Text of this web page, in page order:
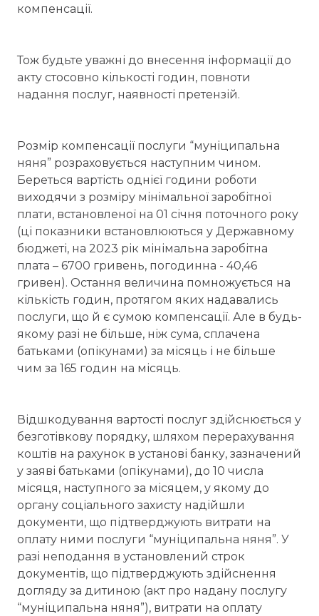
компенсації.
Тож будьте уважні до внесення інформації до
акту стосовно кількості годин, повноти
надання послуг, наявності претензій.
Розмір компенсації послуги “муніципальна
няня” розраховується наступним чином.
Береться вартість однієї години роботи
виходячи з розміру мінімальної заробітної
плати, встановленої на 01 січня поточного року
(ці показники встановлюються у Державному
бюджеті, на 2023 рік мінімальна заробітна
плата – 6700 гривень, погодинна - 40,46
гривен). Остання величина помножується на
кількість годин, протягом яких надавались
послуги, що й є сумою компенсації. Але в будь-
якому разі не більше, ніж сума, сплачена
батьками (опікунами) за місяць і не більше
чим за 165 годин на місяць.
Відшкодування вартості послуг здійснюється у
безготівкову порядку, шляхом перерахування
коштів на рахунок в установі банку, зазначений
у заяві батьками (опікунами), до 10 числа
місяця, наступного за місяцем, у якому до
органу соціального захисту надійшли
документи, що підтверджують витрати на
оплату ними послуги “муніципальна няня”. У
разі неподання в установлений строк
документів, що підтверджують здійснення
догляду за дитиною (акт про надану послугу
“муніципальна няня”), витрати на оплату